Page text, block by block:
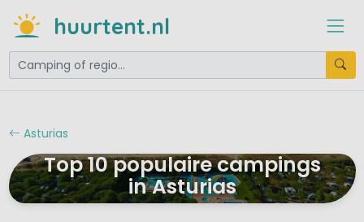
huurtent.nl
Asturias
Top 10 populaire campings
in Asturias